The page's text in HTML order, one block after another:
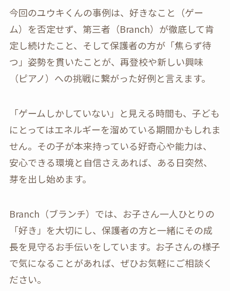
今回のユウキくんの事例は、好きなこと（ゲー
ム）を否定せず、第三者（Branch）が徹底して肯
定し続けたこと、そして保護者の方が「焦らず待
つ」姿勢を貫いたことが、再登校や新しい興味
（ピアノ）への挑戦に繋がった好例と言えます。
「ゲームしかしていない」と見える時間も、子ども
にとってはエネルギーを溜めている期間かもしれま
せん。その子が本来持っている好奇心や能力は、
安心できる環境と自信さえあれば、ある日突然、
芽を出し始めます。
Branch（ブランチ）では、お子さん一人ひとりの
「好き」を大切にし、保護者の方と一緒にその成
長を見守るお手伝いをしています。お子さんの様子
で気になることがあれば、ぜひお気軽にご相談く
ださい。